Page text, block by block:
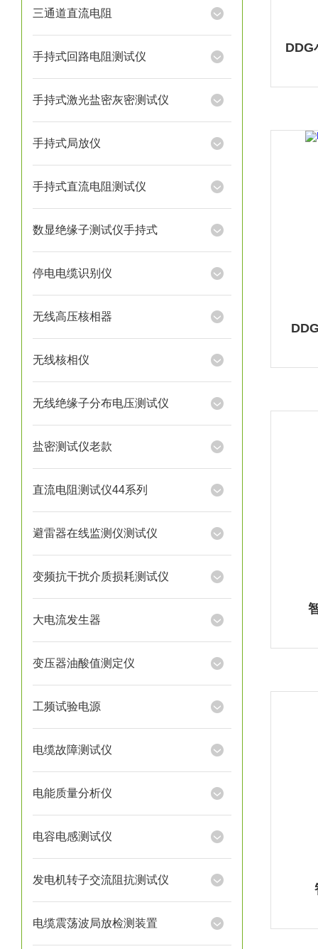
三通道直流电阻
手持式回路电阻测试仪
手持式激光盐密灰密测试仪
手持式局放仪
手持式直流电阻测试仪
数显绝缘子测试仪手持式
停电电缆识别仪
无线高压核相器
无线核相仪
无线绝缘子分布电压测试仪
盐密测试仪老款
直流电阻测试仪44系列
避雷器在线监测仪测试仪
变频抗干扰介质损耗测试仪
大电流发生器
变压器油酸值测定仪
工频试验电源
电缆故障测试仪
电能质量分析仪
电容电感测试仪
发电机转子交流阻抗测试仪
电缆震荡波局放检测装置